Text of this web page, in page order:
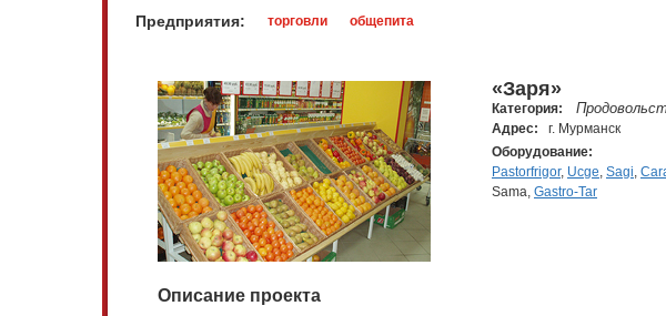
Предприятия: торговли общепита
«Заря»
Категория:
Адрес:
г. Мурманск
Оборудование:
Pastorfrigor, Ucge, Sagi,
Sama, Gastro-Tar
Описание проекта